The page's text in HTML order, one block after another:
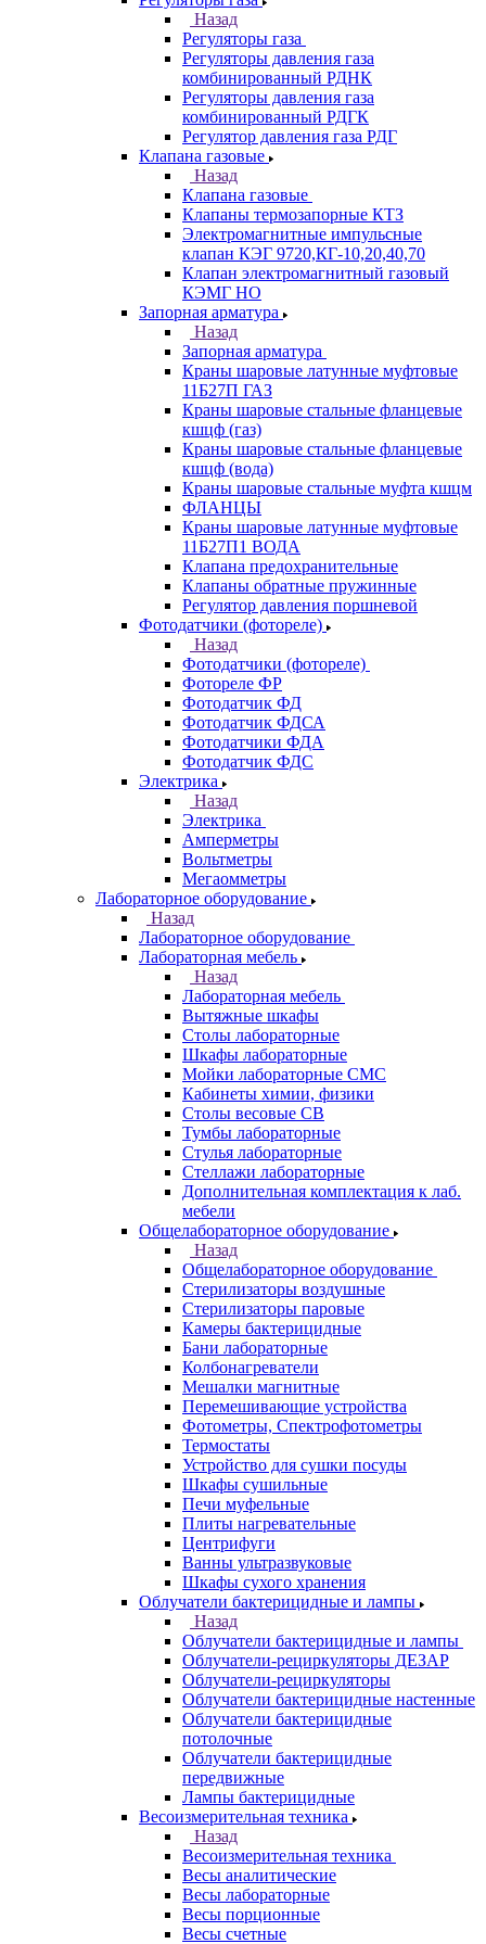
Назад
Регуляторы газа
Регуляторы давления газа
комбинированный РДНК
Регуляторы давления газа
комбинированный РДГК
Регулятор давления газа РДГ
Клапана газовые
Назад
Клапана газовые
Клапаны термозапорные КТЗ
Электромагнитные импульсные
клапан КЭГ 9720,КГ-10,20,40,70
Клапан электромагнитный газовый
КЭМГ НО
Запорная арматура
Назад
Запорная арматура
Краны шаровые латунные муфтовые
11Б27П ГАЗ
Краны шаровые стальные фланцевые
кшцф (газ)
Краны шаровые стальные фланцевые
кшцф (вода)
Краны шаровые стальные муфта кшцм
ФЛАНЦЫ
Краны шаровые латунные муфтовые
11Б27П1 ВОДА
Клапана предохранительные
Клапаны обратные пружинные
Регулятор давления поршневой
Фотодатчики (фотореле)
Назад
Фотодатчики (фотореле)
Фотореле ФР
Фотодатчик ФД
Фотодатчик ФДСА
Фотодатчики ФДА
Фотодатчик ФДС
Электрика
Назад
Электрика
Амперметры
Вольтметры
Мегаомметры
Лабораторное оборудование
Назад
Лабораторное оборудование
Лабораторная мебель
Назад
Лабораторная мебель
Вытяжные шкафы
Столы лабораторные
Шкафы лабораторные
Мойки лабораторные СМС
Кабинеты химии, физики
Столы весовые СВ
Тумбы лабораторные
Стулья лабораторные
Стеллажи лабораторные
Дополнительная комплектация к лаб.
мебели
Общелабораторное оборудование
Назад
Общелабораторное оборудование
Стерилизаторы воздушные
Стерилизаторы паровые
Камеры бактерицидные
Бани лабораторные
Колбонагреватели
Мешалки магнитные
Перемешивающие устройства
Фотометры, Спектрофотометры
Термостаты
Устройство для сушки посуды
Шкафы сушильные
Печи муфельные
Плиты нагревательные
Центрифуги
Ванны ультразвуковые
Шкафы сухого хранения
Облучатели бактерицидные и лампы
Назад
Облучатели бактерицидные и лампы
Облучатели-рециркуляторы ДЕЗАР
Облучатели-рециркуляторы
Облучатели бактерицидные настенные
Облучатели бактерицидные
потолочные
Облучатели бактерицидные
передвижные
Лампы бактерицидные
Весоизмерительная техника
Назад
Весоизмерительная техника
Весы аналитические
Весы лабораторные
Весы порционные
Весы счетные